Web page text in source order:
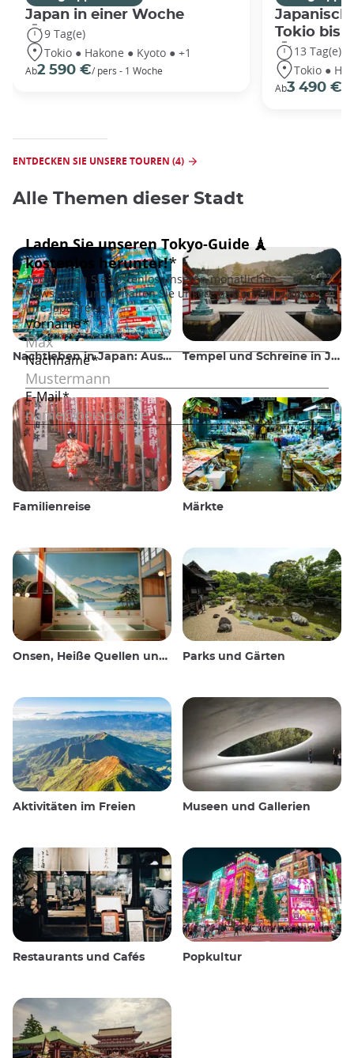
Japan in einer Woche
9 Tag(e)
Tokio ● Hakone ● Kyoto ● +1
Ab2 590 €/ pers - 1 Woche
Tokio bis
13 Tag(e)
Tokio ●
Ab3 490 €
ENTDECKEN SIE UNSERE TOUREN (4)
Alle Themen dieser Stadt
Nachtleben in Japan: Ausgehen, sehen und trinken Tempel und Schreine in Japan
Familienreise Märkte
Onsen, Heiße Quellen und öffentliche Bäder Parks und Gärten
Aktivitäten im Freien Museen und Gallerien
Restaurants und Cafés Popkultur